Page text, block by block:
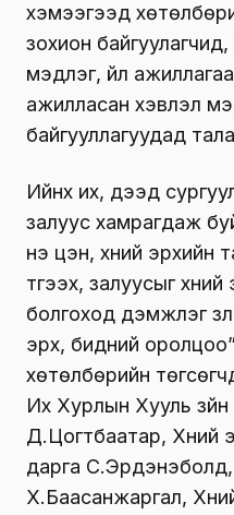
хэмээгээд
зохион байгуулагчид,
мэдлэг, үйл
ажилласан хэвлэл
байгууллагуудад
Ийнхүү их, дээд
залуус хамрагдаж
үнэ цэн, хүний эрхийн
түгээх, залуусыг
болгоход дэмжлэг
эрх, бидний
хөтөлбөрийн
Их Хурлын Хууль
Д.Цогтбаатар, Хүний
дарга С.Эрдэнэболд,
Х.Баасанжаргал,